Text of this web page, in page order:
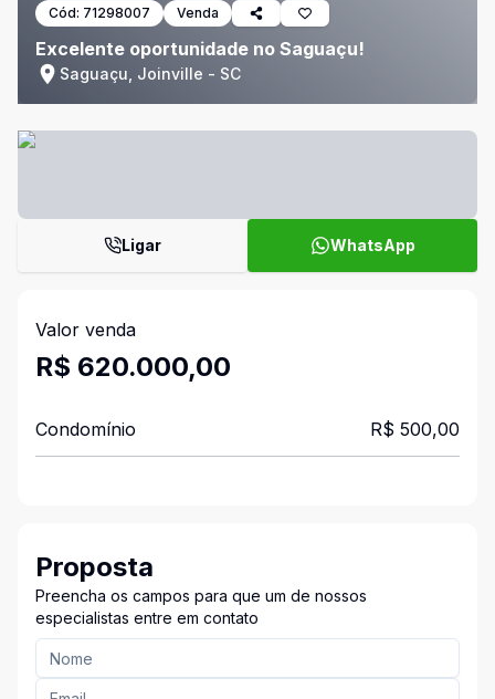
Cód: 71298007 Venda
Excelente oportunidade no Saguaçu!
Saguaçu, Joinville - SC
Ligar WhatsApp
Valor venda
R$ 620.000,00
Condomínio R$ 500,00
Proposta
Preencha os campos para que um de nossos
especialistas entre em contato